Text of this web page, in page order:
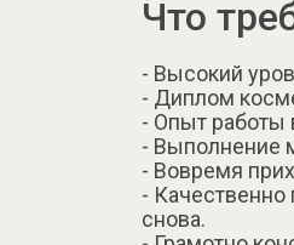
Что
- Высокий
- Диплом
- Опыт работы
- Выполнение
- Вовремя
- Качественно
снова.